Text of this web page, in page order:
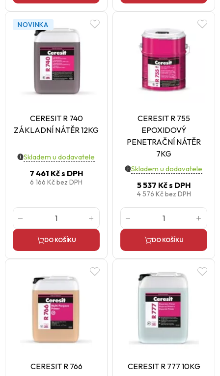
NOVINKA
CERESIT R 740
ZÁKLADNÍ NÁTĚR 12KG
Skladem u dodavatele
7 461 Kčs DPH
6 166 Kčbez DPH
DO KOŠÍKU
CERESIT R 755
EPOXIDOVÝ
PENETRAČNÍ NÁTĚR
7KG
Skladem u dodavatele
5 537 Kčs DPH
4 576 Kčbez DPH
DO KOŠÍKU
CERESIT R 766 CERESIT R 777 10KG